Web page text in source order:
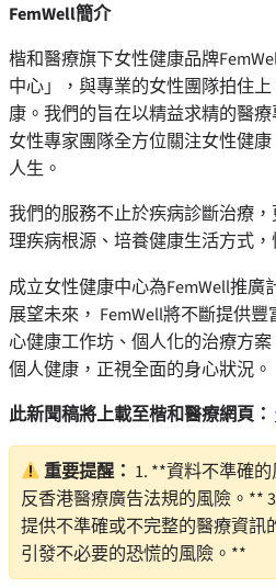
FemWell簡介
楷和醫療旗下女性健康品牌
中心」，與專業的女性團隊拍住
康。我們的旨在以精益求精的醫
女性專家團隊全方位關注女性健
人生。
我們的服務不止於疾病診斷治療
理疾病根源、培養健康生活方式，
成立女性健康中心為FemWell推廣
展望未來， FemWell將不斷提供
心健康工作坊、個人化的治療方
個人健康，正視全面的身心狀況。
此新聞稿將上載至楷和醫療網頁 ：
重要提醒： 1. **資料不準確
反香港醫療廣告法規的風險。**
提供不準確或不完整的醫療資訊
引發不必要的恐慌的風險。**